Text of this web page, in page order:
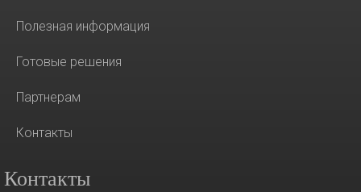
Полезная информация
Готовые решения
Партнерам
Контакты
Контакты